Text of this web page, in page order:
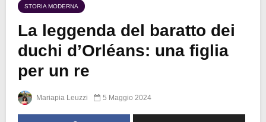
STORIA MODERNA
La leggenda del baratto dei
duchi d’Orléans: una figlia
per un re
Mariapia Leuzzi 5 Maggio 2024